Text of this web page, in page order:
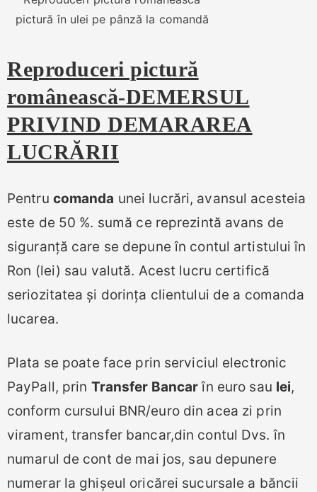
pictură în ulei pe pânză la comandă
Reproduceri pictură
românească-DEMERSUL
PRIVIND DEMARAREA
LUCRĂRII
Pentru comanda unei lucrări, avansul acesteia
este de 50 %. sumă ce reprezintă avans de
siguranță care se depune în contul artistului în
Ron (lei) sau valută. Acest lucru certifică
seriozitatea și dorința clientului de a comanda
lucarea.
Plata se poate face prin serviciul electronic
PayPall, prin Transfer Bancarîn euro sau lei,
conform cursului BNR/euro din acea zi prin
virament, transfer bancar,din contul Dvs. în
numarul de cont de mai jos, sau depunere
numerar la ghișeul oricărei sucursale a băncii